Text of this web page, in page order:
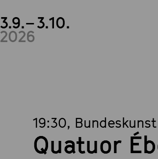
3.9.– 3.10.
2026
19:30,
Quatuor